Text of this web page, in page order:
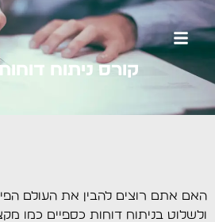
קורס ניתוח
האם אתם רוצים להבין את העולם
ולשלוט בניתוח דוחות כספיים כמו